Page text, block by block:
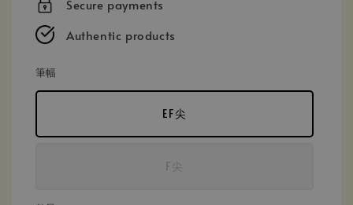
Secure payments
Authentic products
筆幅
EF尖
F尖